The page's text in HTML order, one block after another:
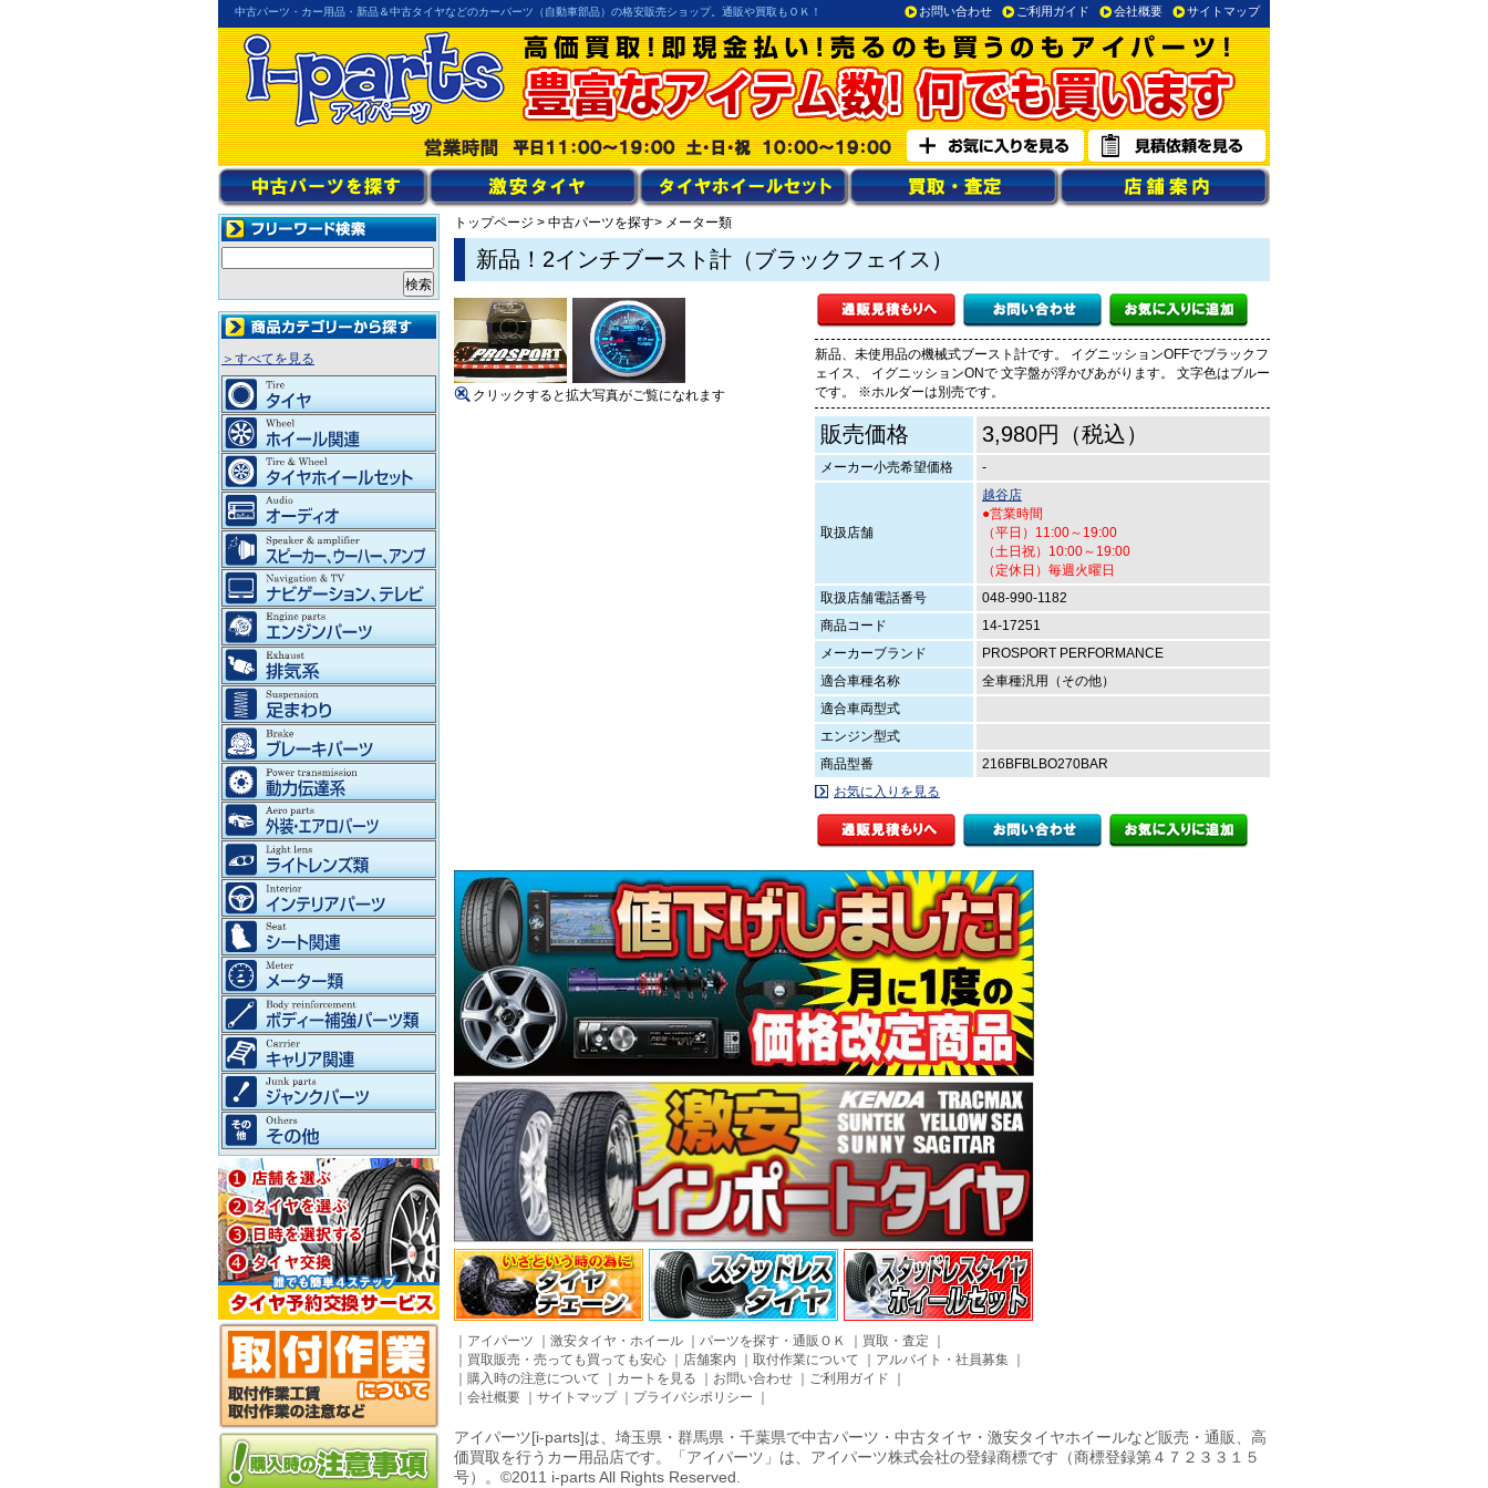
中古パーツ・カー用品・新品＆中古タイヤなどのカーパーツ（自動車部品）の格安販売ショップ。通販や買取もＯＫ！ お問い合わせ ご利用ガイド 会社概要 サイトマップ
トップページ > 中古パーツを探す> メーター類
新品！2インチブースト計（ブラックフェイス）
新品、未使用品の機械式ブースト計です。 イグニッションOFFでブラックフ
ェイス、 イグニッションONで 文字盤が浮かびあがります。 文字色はブルー
です。 ※ホルダーは別売です。
販売価格 3,980円（税込）
メーカー小売希望価格 -
取扱店舗
越谷店
●営業時間
（平日）11:00～19:00
（土日祝）10:00～19:00
（定休日）毎週火曜日
取扱店舗電話番号
048-990-1182
商品コード
14-17251
メーカーブランド
PROSPORT PERFORMANCE
適合車種名称
全車種汎用（その他）
適合車両型式
エンジン型式
商品型番
216BFBLBO270BAR
お気に入りを見る
クリックすると拡大写真がご覧になれます
アイパーツ 激安タイヤ・ホイール パーツを探す・通販ＯＫ 買取・査定
買取販売・売っても買っても安心 店舗案内 取付作業について アルバイト・社員募集
購入時の注意について カートを見る お問い合わせ ご利用ガイド
会社概要 サイトマップ｜ プライバシポリシー
アイパーツ[i-parts]は、埼玉県・群馬県・千葉県で中古パーツ・中古タイヤ・激安タイヤホイールなど販売・通販、高
価買取を行うカー用品店です。「アイパーツ」は、アイパーツ株式会社の登録商標です（商標登録第４７２３３１５
号）。©2011 i-parts All Rights Reserved.
＞すべてを見る